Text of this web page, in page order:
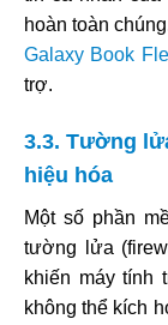
hoàn toàn
Galaxy Book
trợ.
3.3. Tường
hiệu hóa
Một số phần
tường lửa
khiến máy tính
không thể kích